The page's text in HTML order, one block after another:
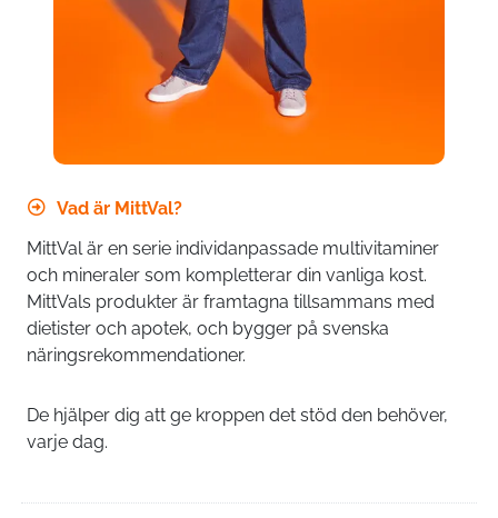
Vad är MittVal?
MittVal är en serie individanpassade multivitaminer
och mineraler som kompletterar din vanliga kost.
MittVals produkter är framtagna tillsammans med
dietister och apotek, och bygger på svenska
näringsrekommendationer.
De hjälper dig att ge kroppen det stöd den behöver,
varje dag.